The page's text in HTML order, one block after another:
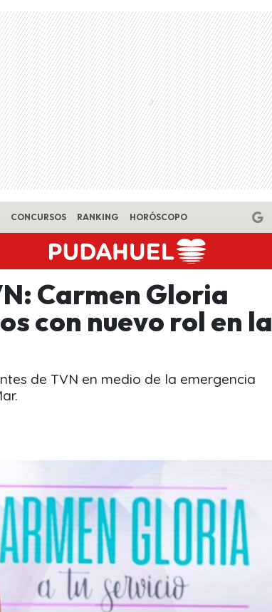
CONCURSOS RANKING HORÓSCOPO
Carmen Gloria
con nuevo rol en la
de TVN en medio de la emergencia